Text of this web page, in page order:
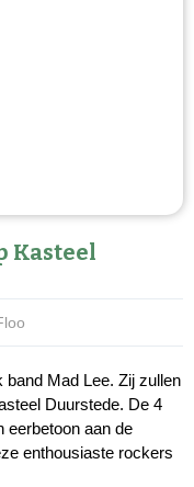
Kasteel
Mad Lee. Zij zullen
Duurstede. De 4
eerbetoon aan de
enthousiaste rockers